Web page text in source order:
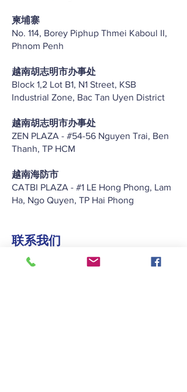
柬埔寨
No. 114, Borey Piphup Thmei Kaboul II,
Phnom Penh
越南胡志明市办事处
Block 1,2 Lot B1, N1 Street, KSB
Industrial Zone, Bac Tan Uyen District
越南胡志明市办事处
ZEN PLAZA - #54-56 Nguyen Trai, Ben
Thanh, TP HCM
越南海防市
CATBI PLAZA - #1 LE Hong Phong, Lam
Ha, Ngo Quyen, TP Hai Phong
联系我们
+852 2422 2838